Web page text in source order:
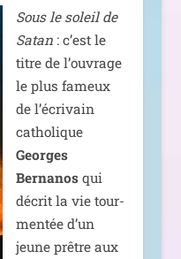
Sous le soleil de
Satan: c’est le
titre de l’ouvrage
le plus fameux
de l’écrivain
catho­lique
Georges
Bernanosqui
décrit la vie tour­
men­tée d’un
jeune prêtre aux